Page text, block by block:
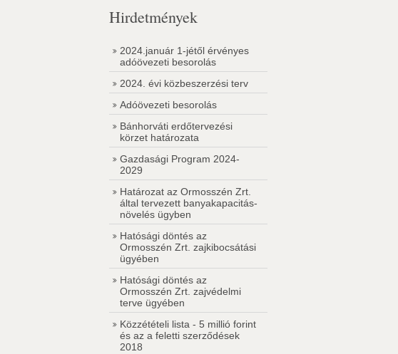
Hirdetmények
2024.január 1-jétől érvényes
adóövezeti besorolás
2024. évi közbeszerzési terv
Adóövezeti besorolás
Bánhorváti erdőtervezési
körzet határozata
Gazdasági Program 2024-
2029
Határozat az Ormosszén Zrt.
által tervezett banyakapacitás-
növelés ügyben
Hatósági döntés az
Ormosszén Zrt. zajkibocsátási
ügyében
Hatósági döntés az
Ormosszén Zrt. zajvédelmi
terve ügyében
Közzétételi lista - 5 millió forint
és az a feletti szerződések
2018